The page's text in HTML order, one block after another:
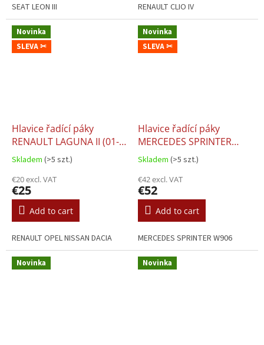
SEAT LEON III RENAULT CLIO IV
Novinka
SLEVA ✂
Hlavice řadící páky
RENAULT LAGUNA II (01-
07), 6st.
Skladem (>5 szt.)
€20 excl. VAT
€25
Add to cart
RENAULT OPEL NISSAN DACIA
Novinka
SLEVA ✂
Hlavice řadící páky
MERCEDES SPRINTER
DŘEVO
Skladem (>5 szt.)
€42 excl. VAT
€52
Add to cart
MERCEDES SPRINTER W906
Novinka Novinka